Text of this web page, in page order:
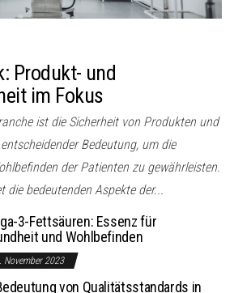
Produkt- und
im Fokus
ist die Sicherheit von Produkten und
Bedeutung, um die
der Patienten zu gewährleisten.
die bedeutenden Aspekte der...
3-Fettsäuren: Essenz für
und Wohlbefinden
November 2023
von Qualitätsstandards in